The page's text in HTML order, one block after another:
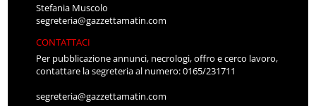
Stefania Muscolo
segreteria@gazzettamatin.com
CONTATTACI
Per pubblicazione annunci, necrologi, offro e cerco lavoro,
contattare la segreteria al numero: 0165/231711
segreteria@gazzettamatin.com